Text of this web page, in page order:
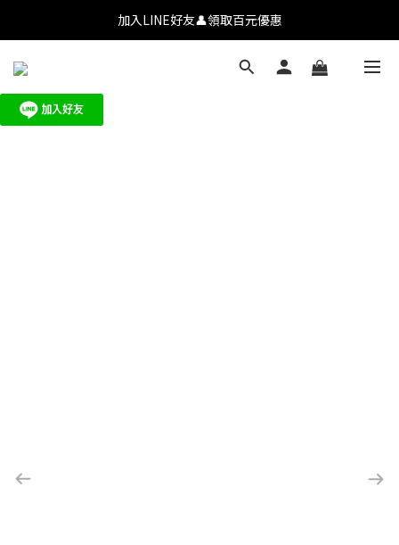
💗【新會員首購九折】透氧彩妝・全肌友善💗
加入LINE好友👤領取百元優惠
💗【新會員首購九折】透氧彩妝・全肌友善💗